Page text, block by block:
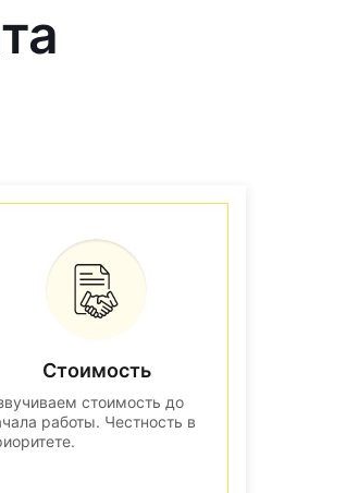
Стоимость
стоимость до
работы. Честность в